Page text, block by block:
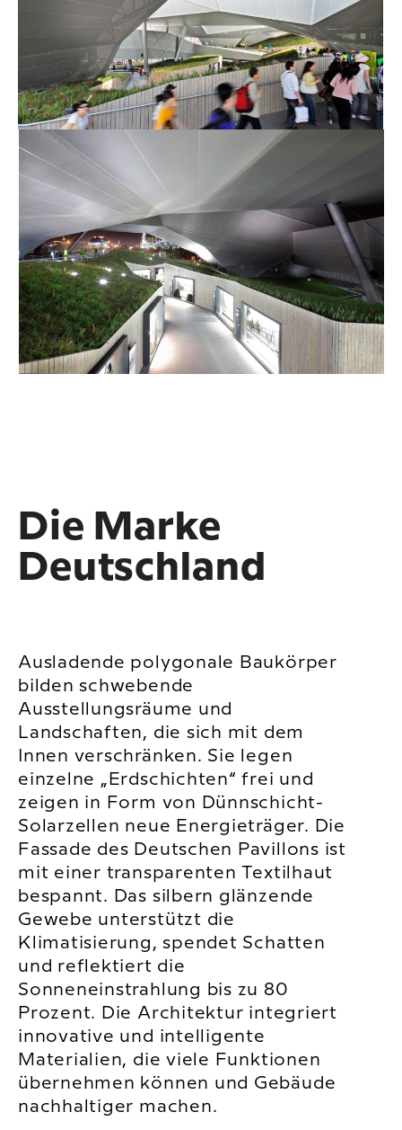
Die Marke
Deutschland
Ausladende polygonale Baukörper
bilden schwebende
Ausstellungsräume und
Landschaften, die sich mit dem
Innen verschränken. Sie legen
einzelne „Erdschichten“ frei und
zeigen in Form von Dünnschicht-
Solarzellen neue Energieträger. Die
Fassade des Deutschen Pavillons ist
mit einer transparenten Textilhaut
bespannt. Das silbern glänzende
Gewebe unterstützt die
Klimatisierung, spendet Schatten
und reflektiert die
Sonneneinstrahlung bis zu 80
Prozent. Die Architektur integriert
innovative und intelligente
Materialien, die viele Funktionen
übernehmen können und Gebäude
nachhaltiger machen.